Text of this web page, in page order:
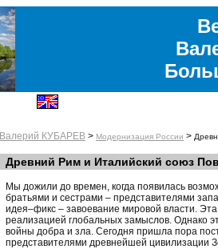
Валерий КУБАРЕВ > Модернизация России >
Древний Рим и Италийский союз
Мы дожили до времен, когда появилась
братьями и сестрами – представителями
идея–фикс – завоевание мировой власти.
реализацией глобальных замыслов. Однако
войны добра и зла. Сегодня пришла пора
представителями древнейшей цивилизации